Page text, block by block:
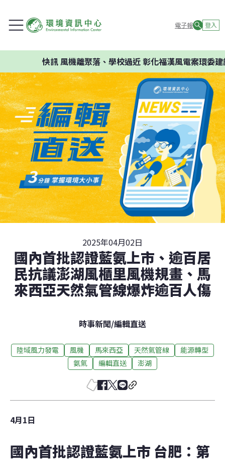
電子報 登入
快訊風機離聚落、學校過近 彰化福漢風電案環委建議
2025年04月02日
國內首批認證藍氨上市、逾百居
民抗議澎湖風櫃里風機規畫、馬
來西亞天然氣管線爆炸逾百人傷
時事新聞/編輯直送
陸域風力發電 風機 馬來西亞 天然氣管線
能源轉型
氨氣
編輯直送 澎湖
4月1日
國內首批認證藍氨上市 台肥：第